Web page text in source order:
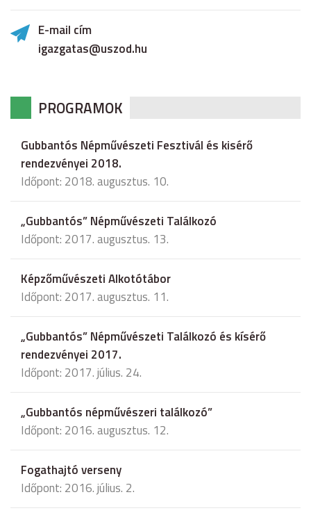
E-mail cím
igazgatas@uszod.hu
PROGRAMOK
Gubbantós Népművészeti Fesztivál és kisérő
rendezvényei 2018.
Időpont: 2018. augusztus. 10.
„Gubbantós” Népművészeti Találkozó
Időpont: 2017. augusztus. 13.
Képzőművészeti Alkotótábor
Időpont: 2017. augusztus. 11.
„Gubbantós” Népművészeti Találkozó és kísérő
rendezvényei 2017.
Időpont: 2017. július. 24.
„Gubbantós népművészeri találkozó”
Időpont: 2016. augusztus. 12.
Fogathajtó verseny
Időpont: 2016. július. 2.